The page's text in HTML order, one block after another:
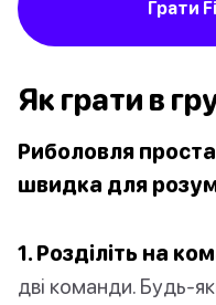
Грати
Як грати в
Риболовля
швидка для
1. Розділіть на
дві команди. Будь-